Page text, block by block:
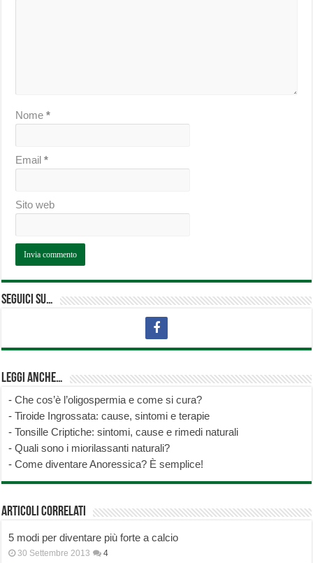
Nome*
Email*
Sito web
Seguici su…
Leggi anche…
-Che cos’è l’oligospermia e come si cura?
-Tiroide Ingrossata: cause, sintomi e terapie
-Tonsille Criptiche: sintomi, cause e rimedi naturali
-Quali sono i miorilassanti naturali?
-Come diventare Anoressica? È semplice!
Articoli correlati
5 modi per diventare più forte a calcio
30 Settembre 2013 4